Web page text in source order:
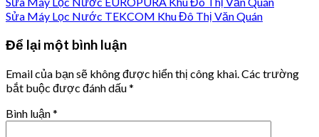
Sửa Máy Lọc Nước TEKCOM Khu Đô Thị Văn Quán
Để lại một bình luận
Email của bạn sẽ không được hiển thị công khai. Các trường
bắt buộc được đánh dấu*
Bình luận*